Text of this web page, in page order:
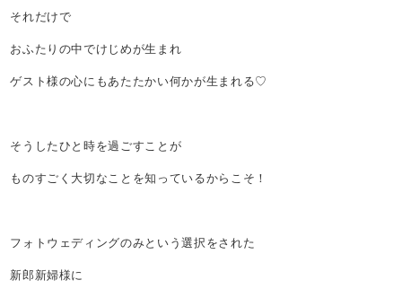
それだけで
おふたりの中でけじめが生まれ
ゲスト様の心にもあたたかい何かが生まれる♡
そうしたひと時を過ごすことが
ものすごく大切なことを知っているからこそ！
フォトウェディングのみという選択をされた
新郎新婦様に